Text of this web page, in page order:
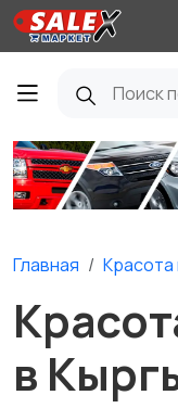
Главная Красота
в